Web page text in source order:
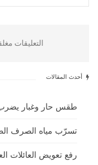
التعليقات
أحدث المقالات
طقس حار وغبار يضرب
تسرّب مياه الصرف
رفع تعويض العائلات